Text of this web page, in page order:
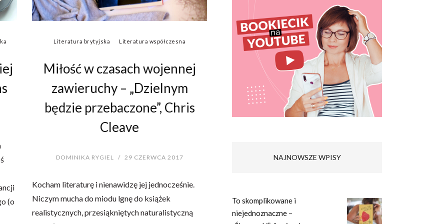
(o
Literatura brytyjska Literatura współczesna
Miłość w czasach wojennej
zawieruchy – „Dzielnym
będzie przebaczone”, Chris
Cleave
DOMINIKA RYGIEL / 29 CZERWCA 2017
Kocham literaturę i nienawidzę jej jednocześnie.
Niczym mucha do miodu lgnę do książek
realistycznych, przesiąkniętych naturalistyczną
NAJNOWSZE WPISY
To skomplikowane i
niejednoznaczne –